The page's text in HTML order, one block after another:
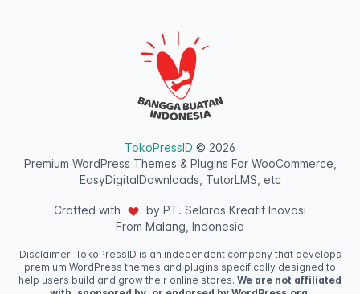
TokoPressID © 2026
Premium WordPress Themes & Plugins For WooCommerce,
EasyDigitalDownloads, TutorLMS, etc
Crafted with
by PT. Selaras Kreatif Inovasi
From Malang, Indonesia
Disclaimer: TokoPressID is an independent company that develops
premium WordPress themes and plugins specifically designed to
help users build and grow their online stores. We are not affiliated